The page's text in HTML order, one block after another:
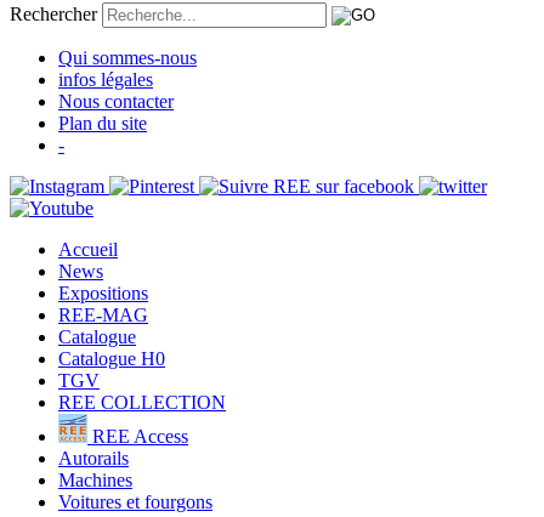
Rechercher
Qui sommes-nous
infos légales
Nous contacter
Plan du site
-
Accueil
News
Expositions
REE-MAG
Catalogue
Catalogue H0
TGV
REE COLLECTION
REE Access
Autorails
Machines
Voitures et fourgons